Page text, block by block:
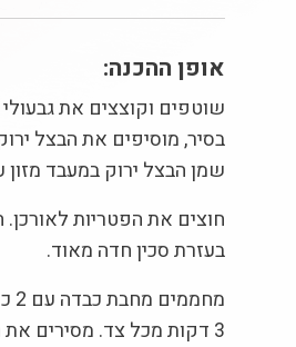
אופן ההכנה:
שוטפים וקוצצים את
בסיר, מוסיפים את הבצל
שמן הבצל ירוק במעבד
חוצים את הפטריות
בעזרת סכין חדה מאוד.
מחממים מחבת כבדה עם 2
3 דקות מכל צד. מסירים